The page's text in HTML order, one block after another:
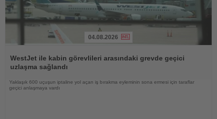
Oku
04.08.2026
WestJet ile kabin görevlileri arasındaki grevde geçici
uzlaşma sağlandı
Yaklaşık 600 uçuşun iptaline yol açan iş bırakma eyleminin sona ermesi için taraflar
geçici anlaşmaya vardı